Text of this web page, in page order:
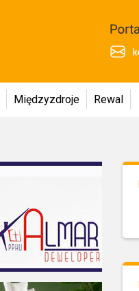
Międzyzdroje Rewal